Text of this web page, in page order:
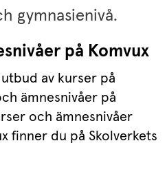
gymnasienivå.
på Komvux
av kurser på
ämnesnivåer på
och ämnesnivåer
finner du på Skolverkets